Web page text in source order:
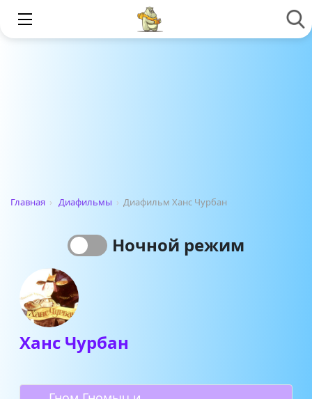
Главная › Диафильмы › Диафильм Ханс Чурбан
Ночной режим
Ханс Чурбан